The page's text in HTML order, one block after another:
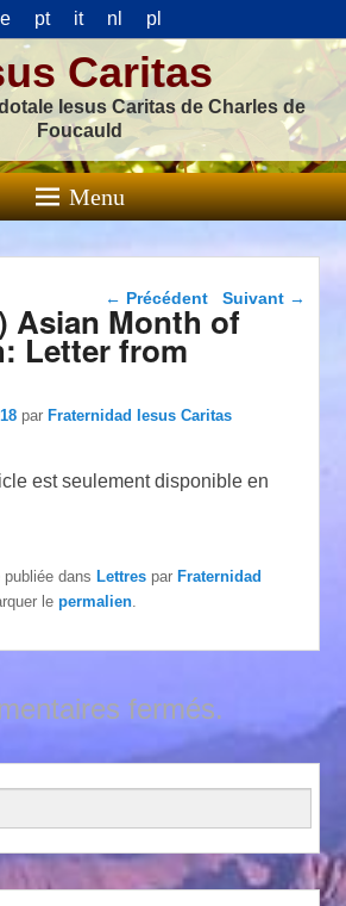
pt it nl pl
Caritas
Iesus Caritas de Charles de
Foucauld
Menu
Navigation dans les
← Précédent Suivant →
Asian Month of
Letter from
parFraternidad Iesus Caritas
est seulement disponible en
publiée dansLettres parFraternidad
lepermalien
fermés.